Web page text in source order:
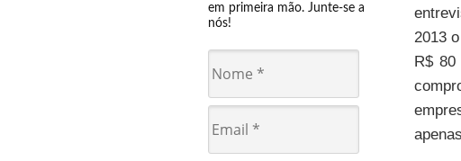
em primeira mão. Junte-se a
nós!
2013 o
R$